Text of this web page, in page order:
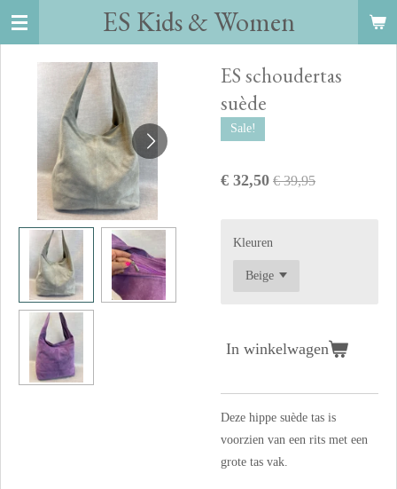
Ga
hoofdinhoud
ES Kids&Women
ES schoudertas
suède
Sale!
€ 32,50 € 39,95
Kleuren
In winkelwagen
Deze hippe suède tas is
voorzien van een rits met een
grote tas vak.